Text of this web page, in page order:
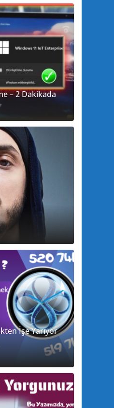
– 2 Dakikada
İşe Yarıyor